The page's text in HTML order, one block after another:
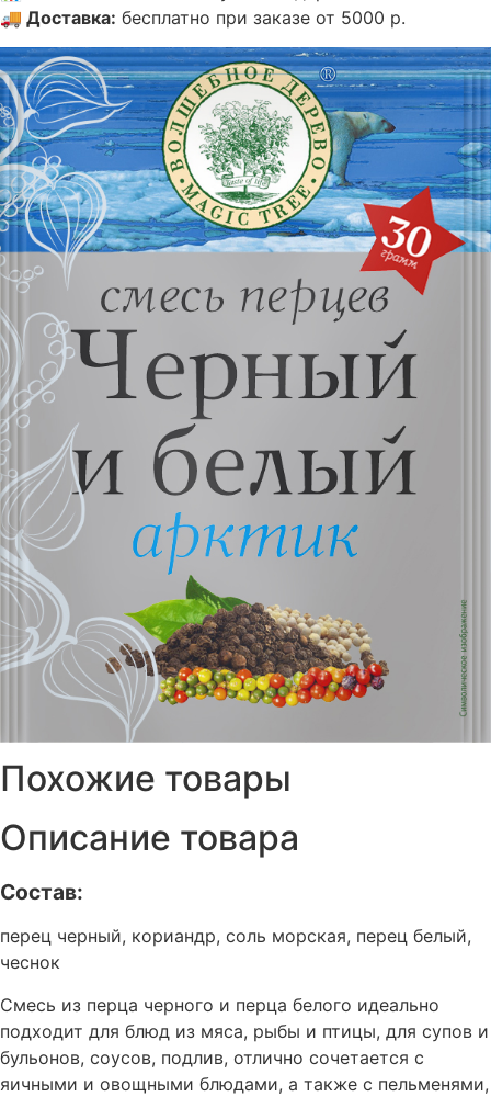
🚚 Доставка: бесплатно при заказе от 5000 р.
Похожие товары
Описание товара
Состав:
перец черный, кориандр, соль морская, перец белый,
чеснок
Смесь из перца черного и перца белого идеально
подходит для блюд из мяса, рыбы и птицы, для супов и
бульонов, соусов, подлив, отлично сочетается с
яичными и овощными блюдами, а также с пельменями,